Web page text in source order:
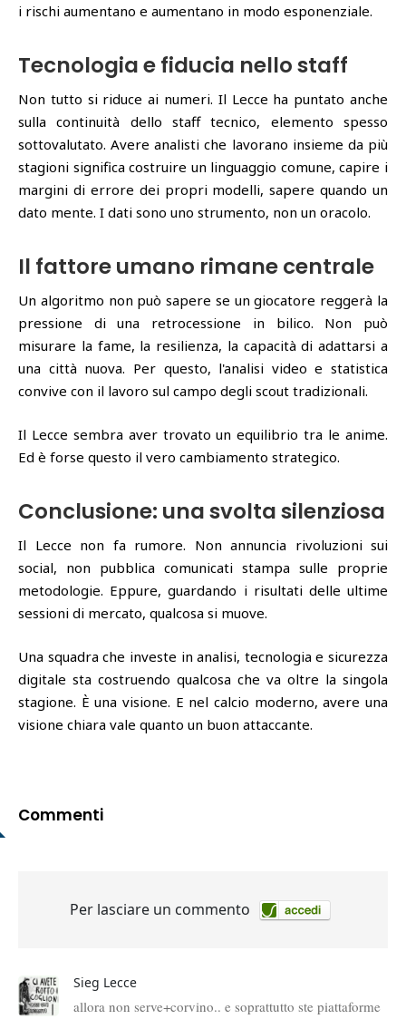
i rischi aumentano e aumentano in modo esponenziale.
Tecnologia e fiducia nello staff
Non tutto si riduce ai numeri. Il Lecce ha puntato anche
sulla continuità dello staff tecnico, elemento spesso
sottovalutato. Avere analisti che lavorano insieme da più
stagioni significa costruire un linguaggio comune, capire i
margini di errore dei propri modelli, sapere quando un
dato mente. I dati sono uno strumento, non un oracolo.
Il fattore umano rimane centrale
Un algoritmo non può sapere se un giocatore reggerà la
pressione di una retrocessione in bilico. Non può
misurare la fame, la resilienza, la capacità di adattarsi a
una città nuova. Per questo, l'analisi video e statistica
convive con il lavoro sul campo degli scout tradizionali.
Il Lecce sembra aver trovato un equilibrio tra le anime.
Ed è forse questo il vero cambiamento strategico.
Conclusione: una svolta silenziosa
Il Lecce non fa rumore. Non annuncia rivoluzioni sui
social, non pubblica comunicati stampa sulle proprie
metodologie. Eppure, guardando i risultati delle ultime
sessioni di mercato, qualcosa si muove.
Una squadra che investe in analisi, tecnologia e sicurezza
digitale sta costruendo qualcosa che va oltre la singola
stagione. È una visione. E nel calcio moderno, avere una
visione chiara vale quanto un buon attaccante.
Commenti